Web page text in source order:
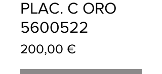
PLAC. C ORO
5600522
200,00 €Prezzo